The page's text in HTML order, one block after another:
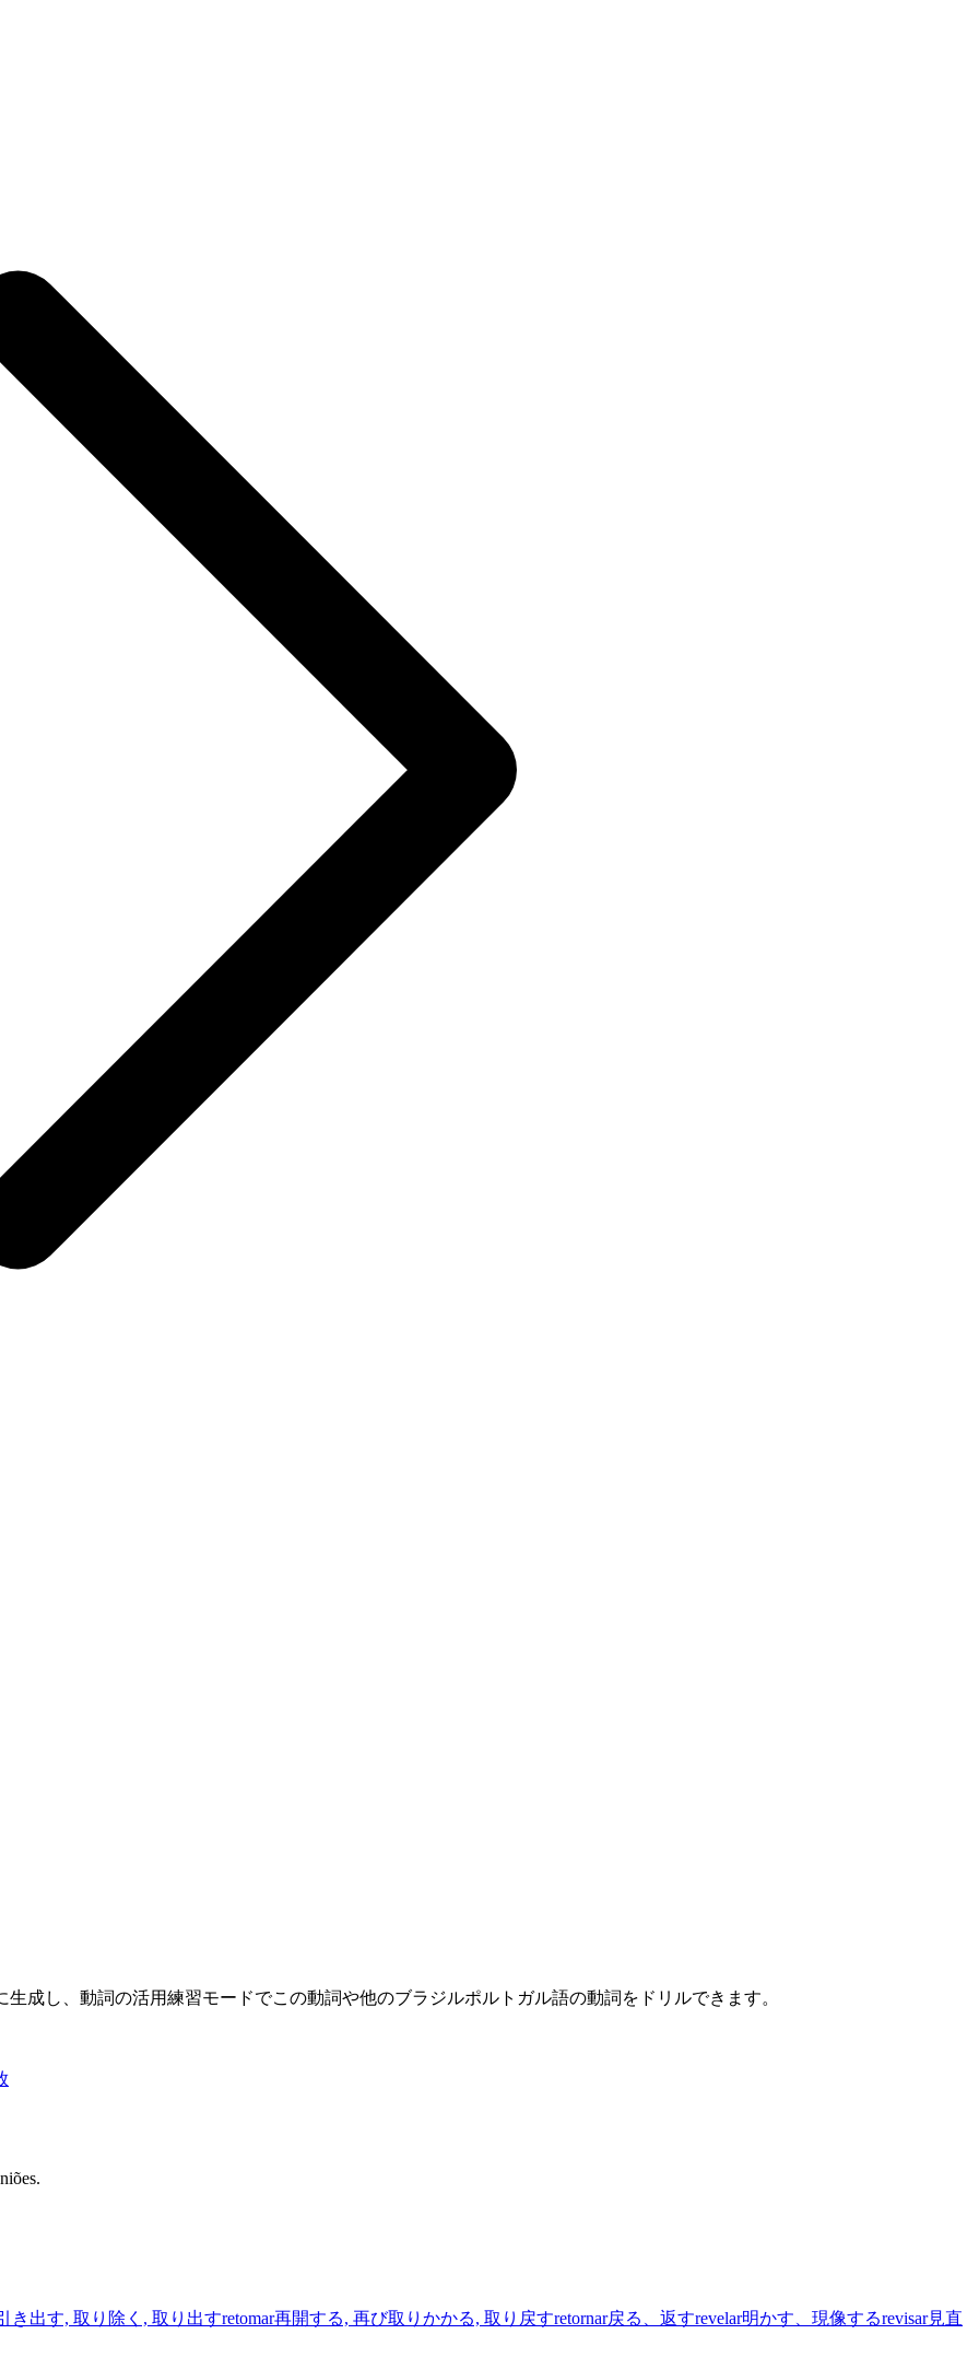
成し、動詞の活用練習モードでこの動詞や他のブラジルポルトガル語の動詞をドリルできます。
き出す, 取り除く, 取り出すretomar再開する, 再び取りかかる, 取り戻すretornar戻る、返すrevelar明かす、現像するrevisar見直